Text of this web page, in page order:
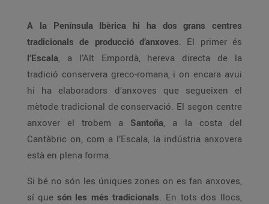
A la Península Ibèrica hi ha dos grans centres
tradicionals de producció d’anxoves. El primer és
l’Escala, a l’Alt Empordà, hereva directa de la
tradició conservera greco-romana, i on encara avui
hi ha elaboradors d’anxoves que segueixen el
mètode tradicional de conservació. El segon centre
anxover el trobem a Santoña, a la costa del
Cantàbric on, com a l’Escala, la indústria anxovera
està en plena forma.
Si bé no són les úniques zones on es fan anxoves,
sí que són les més tradicionals. En tots dos llocs,